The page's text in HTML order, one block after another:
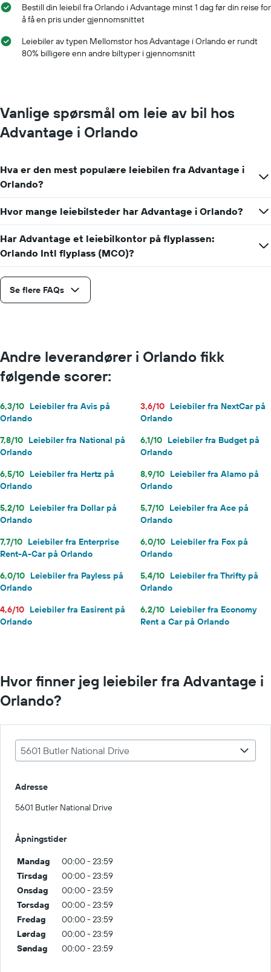
viser
gjennomsnittsprisen
leiebil
for
Bestill din leiebil fra Orlando i Advantage minst 1 dag før din reise for
å få en pris under gjennomsnittet
Leiebiler av typen Mellomstor hos Advantage i Orlando er rundt
80% billigere enn andre biltyper i gjennomsnitt
Vanlige spørsmål om leie av bil hos
Advantage i Orlando
Hva er den mest populære leiebilen fra Advantage i
Orlando?
Hvor mange leiebilsteder har Advantage i Orlando?
Har Advantage et leiebilkontor på flyplassen:
Orlando Intl flyplass (MCO)?
Se flere FAQs
Andre leverandører i Orlando fikk
følgende scorer:
6,3/10 Leiebiler fra Avis på
Orlando
3,6/10 Leiebiler fra NextCar på
Orlando
7,8/10 Leiebiler fra National på
Orlando
6,1/10 Leiebiler fra Budget på
Orlando
6,5/10 Leiebiler fra Hertz på
Orlando
8,9/10 Leiebiler fra Alamo på
Orlando
5,2/10 Leiebiler fra Dollar på
Orlando
5,7/10 Leiebiler fra Ace på
Orlando
7,7/10 Leiebiler fra Enterprise
Rent-A-Car på Orlando
6,0/10 Leiebiler fra Fox på
Orlando
6,0/10 Leiebiler fra Payless på
Orlando
5,4/10 Leiebiler fra Thrifty på
Orlando
4,6/10 Leiebiler fra Easirent på
Orlando
6,2/10 Leiebiler fra Economy
Rent a Car på Orlando
Hvor finner jeg leiebiler fra Advantage i
Orlando?
5601 Butler National Drive
Adresse
5601 Butler National Drive
Åpningstider
Mandag
00:00 - 23:59
Tirsdag
00:00 - 23:59
Onsdag
00:00 - 23:59
Torsdag
00:00 - 23:59
Fredag
00:00 - 23:59
Lørdag
00:00 - 23:59
Søndag
00:00 - 23:59